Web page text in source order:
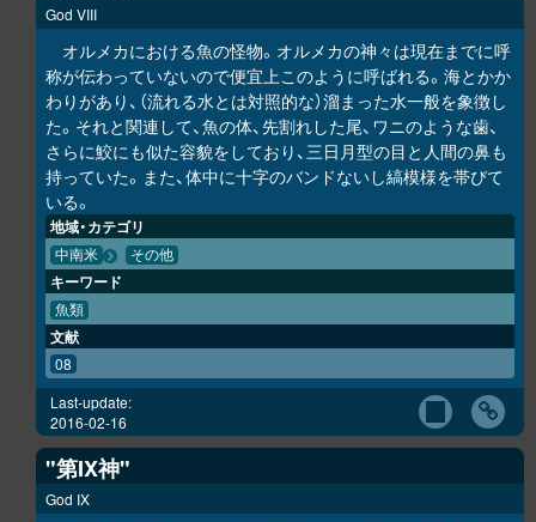
God VIII
オルメカにおける魚の怪物。オルメカの神々は現在までに呼
称が伝わっていないので便宜上このように呼ばれる。海とかか
わりがあり、（流れる水とは対照的な）溜まった水一般を象徴し
た。それと関連して、魚の体、先割れした尾、ワニのような歯、
さらに鮫にも似た容貌をしており、三日月型の目と人間の鼻も
持っていた。また、体中に十字のバンドないし縞模様を帯びて
いる。
地域・カテゴリ
中南米 その他
キーワード
魚類
文献
08
Last-update:
2016-02-16
"第IX神"
God IX